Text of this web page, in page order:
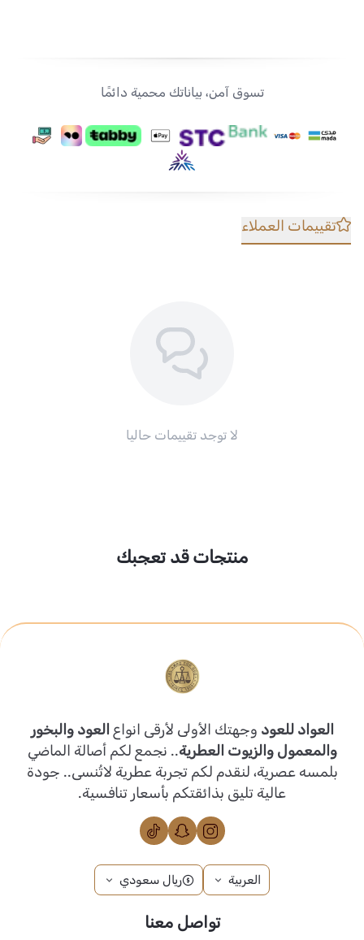
تسوق آمن، بياناتك محمية دائمًا
تقييمات العملاء
لا توجد تقييمات حاليا
منتجات قد تعجبك
العواد للعود وجهتك الأولى لأرقى انواع العود والبخور
والمعمول والزيوت العطرية.. نجمع لكم أصالة الماضي
بلمسه عصرية، لنقدم لكم تجربة عطرية لاتُنسى.. جودة
عالية تليق بذائقتكم بأسعار تنافسية.
العربية ريال سعودي
تواصل معنا